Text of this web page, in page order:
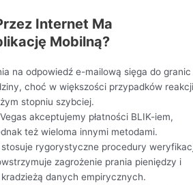
Internet Ma
Mobilną?
na odpowiedź e-mailową sięga do granic
choć w większości przypadków reakcji
stopniu szybciej.
akceptujemy płatności BLIK-iem,
też wieloma innymi metodami.
stosuje rygorystyczne procedury
zagrożenie prania pieniędzy i
danych empirycznych.